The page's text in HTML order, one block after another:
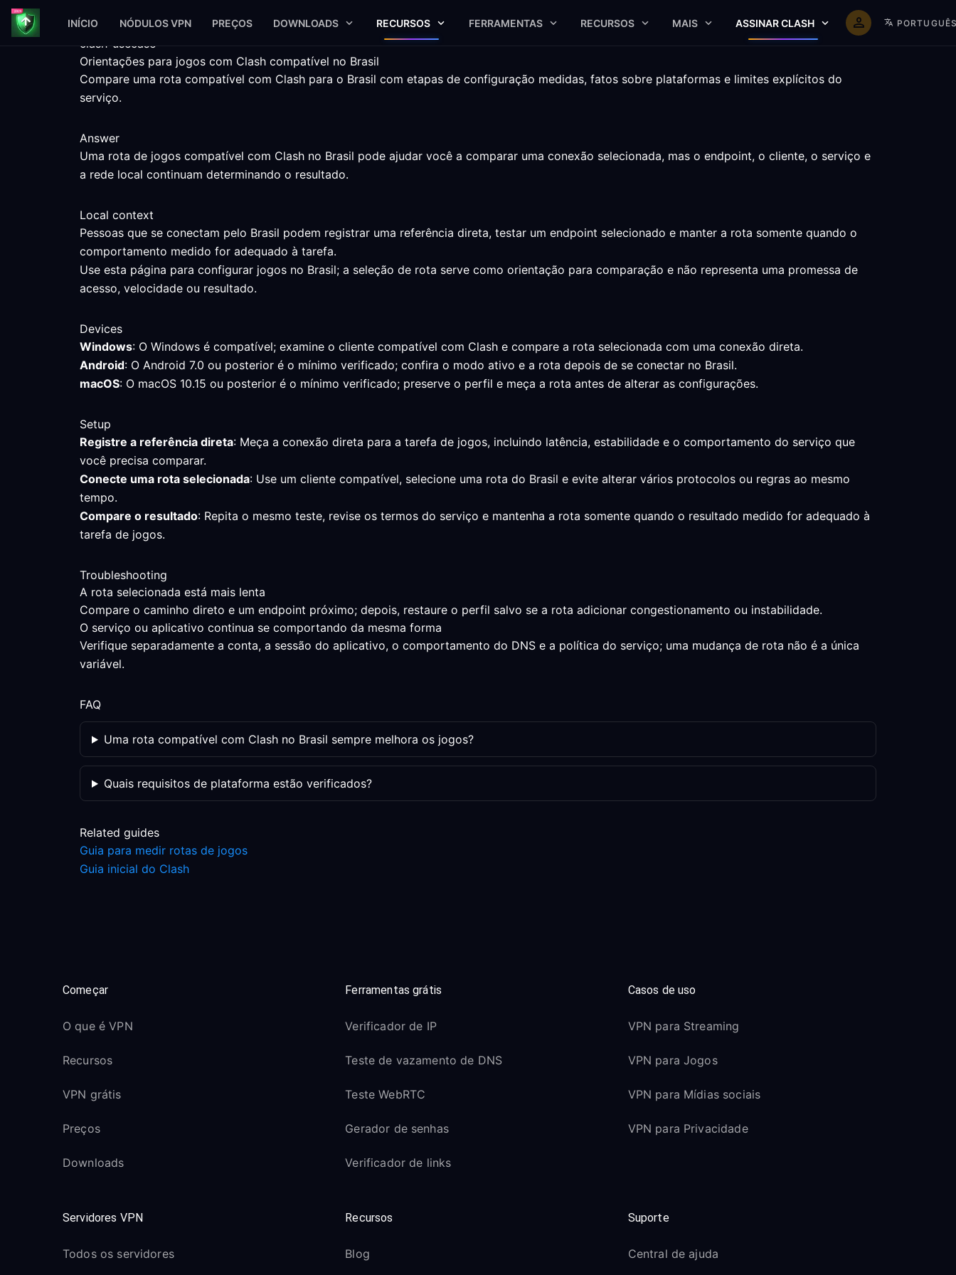
INÍCIO NÓDULOS VPN PREÇOS DOWNLOADS RECURSOS FERRAMENTAS RECURSOS MAIS ASSINAR CLASH
clash-usecase
Orientações para jogos com Clash compatível no Brasil
Compare uma rota compatível com Clash para o Brasil com etapas de configuração medidas, fatos sobre plataformas e limites explícitos do
serviço.
Answer
Uma rota de jogos compatível com Clash no Brasil pode ajudar você a comparar uma conexão selecionada, mas o endpoint, o cliente, o serviço e
a rede local continuam determinando o resultado.
Local context
Pessoas que se conectam pelo Brasil podem registrar uma referência direta, testar um endpoint selecionado e manter a rota somente quando o
comportamento medido for adequado à tarefa.
Use esta página para configurar jogos no Brasil; a seleção de rota serve como orientação para comparação e não representa uma promessa de
acesso, velocidade ou resultado.
Devices
Windows: O Windows é compatível; examine o cliente compatível com Clash e compare a rota selecionada com uma conexão direta.
Android: O Android 7.0 ou posterior é o mínimo verificado; confira o modo ativo e a rota depois de se conectar no Brasil.
macOS: O macOS 10.15 ou posterior é o mínimo verificado; preserve o perfil e meça a rota antes de alterar as configurações.
Setup
Registre a referência direta: Meça a conexão direta para a tarefa de jogos, incluindo latência, estabilidade e o comportamento do serviço que
você precisa comparar.
Conecte uma rota selecionada: Use um cliente compatível, selecione uma rota do Brasil e evite alterar vários protocolos ou regras ao mesmo
tempo.
Compare o resultado: Repita o mesmo teste, revise os termos do serviço e mantenha a rota somente quando o resultado medido for adequado à
tarefa de jogos.
Troubleshooting
A rota selecionada está mais lenta
Compare o caminho direto e um endpoint próximo; depois, restaure o perfil salvo se a rota adicionar congestionamento ou instabilidade.
O serviço ou aplicativo continua se comportando da mesma forma
Verifique separadamente a conta, a sessão do aplicativo, o comportamento do DNS e a política do serviço; uma mudança de rota não é a única
variável.
FAQ
Uma rota compatível com Clash no Brasil sempre melhora os jogos?
Quais requisitos de plataforma estão verificados?
Related guides
Guia para medir rotas de jogos
Guia inicial do Clash
Começar
O que é VPN
Recursos
VPN grátis
Preços
Downloads
Ferramentas grátis
Verificador de IP
Teste de vazamento de DNS
Teste WebRTC
Gerador de senhas
Verificador de links
Casos de uso
VPN para Streaming
VPN para Jogos
VPN para Mídias sociais
VPN para Privacidade
Servidores VPN
Todos os servidores
Recursos
Blog
Suporte
Central de ajuda